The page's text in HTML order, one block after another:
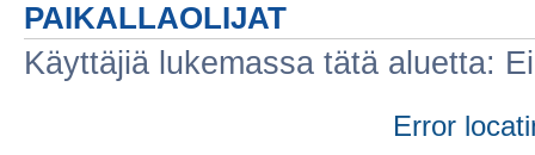
PAIKALLAOLIJAT
Käyttäjiä lukemassa tätä aluetta:
Error